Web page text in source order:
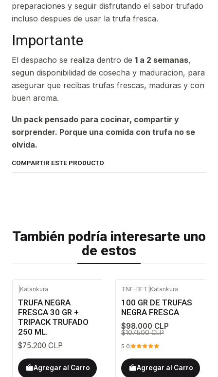
preparaciones y seguir disfrutando el sabor trufado
incluso despues de usar la trufa fresca.
Importante
El despacho se realiza dentro de 1 a 2 semanas,
segun disponibilidad de cosecha y maduracion, para
asegurar que recibas trufas frescas, maduras y con
buen aroma.
Un pack pensado para cocinar, compartir y
sorprender. Porque una comida con trufa no se
olvida.
COMPARTIR ESTE PRODUCTO
También podría interesarte uno
de estos
Katankura
TRUFA NEGRA
FRESCA 30 GR +
TRIPACK TRUFADO
250 ML.
$75.200 CLP
Agregar al Carro
TNF-BFT Katankura
100 GR DE TRUFAS
NEGRA FRESCA
$98.000 CLP
$107.500 CLP
5.0
Agregar al Carro